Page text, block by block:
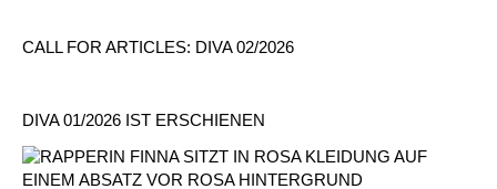
CALL FOR ARTICLES: DIVA 02/2026
DIVA 01/2026 IST ERSCHIENEN